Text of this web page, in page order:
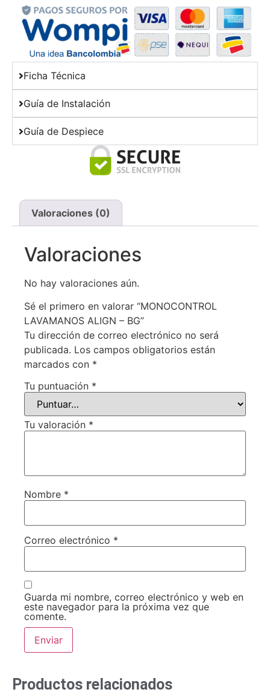
Ficha Técnica
Guía de Instalación
Guía de Despiece
Valoraciones (0)
Valoraciones
No hay valoraciones aún.
Sé el primero en valorar “MONOCONTROL
LAVAMANOS ALIGN – BG”
Tu dirección de correo electrónico no será
publicada. Los campos obligatorios están
marcados con *
Tu puntuación *
Tu valoración *
Nombre *
Correo electrónico *
Guarda mi nombre, correo electrónico y web en
este navegador para la próxima vez que
comente.
Productos relacionados